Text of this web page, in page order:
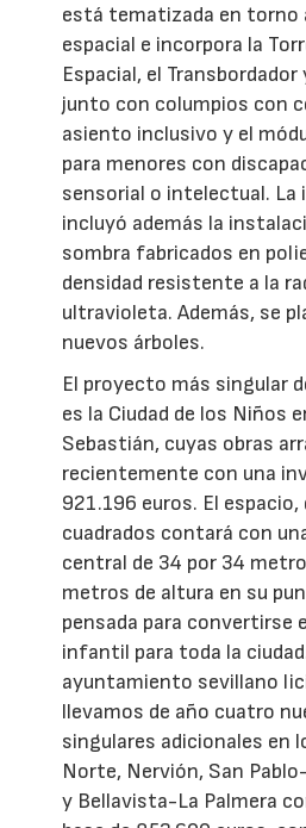
está tematizada en torno
espacial e incorpora la
Espacial, el Transbordador
junto con columpios con
asiento inclusivo y el
para menores con
sensorial o intelectual. La
incluyó además la
sombra fabricados en
densidad resistente a la
ultravioleta. Además, se
nuevos árboles.
El proyecto más singular
es la Ciudad de los Niños
Sebastián, cuyas obras
recientemente con una
921.196 euros. El
cuadrados contará con
central de 34 por 34
metros de altura en su
pensada para convertirse
infantil para toda la
ayuntamiento sevillano
llevamos de año cuatro
singulares adicionales en
Norte, Nervión, San
y Bellavista-La Palmera